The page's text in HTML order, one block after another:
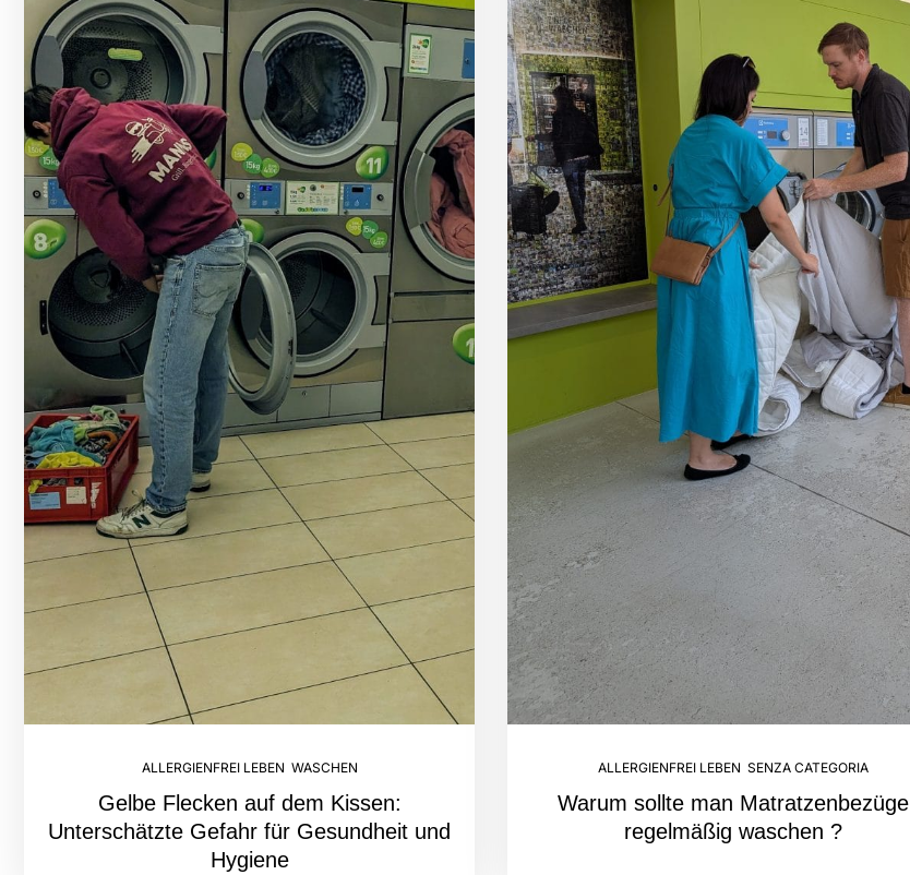
ALLERGIENFREI LEBEN WASCHEN
Gelbe Flecken auf dem Kissen:
Unterschätzte Gefahr für Gesundheit und
Hygiene
ALLERGIENFREI LEBEN SENZA CATEGORIA
Warum sollte man Matratzenbezüge
regelmäßig waschen ?